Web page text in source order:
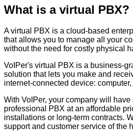
What is a virtual PBX?
A virtual PBX is a cloud-based
that allows you to manage all your
without the need for costly physical
VoIPer's virtual PBX is a business-
solution that lets you make and
internet-connected device:
With VoIPer, your company will have
professional PBX at an affordable
installations or long-term contracts.
support and customer service of the